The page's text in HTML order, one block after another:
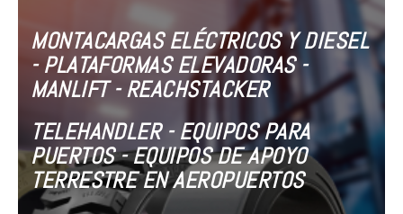
MONTACARGAS ELÉCTRICOS Y DIESEL
- PLATAFORMAS ELEVADORAS -
MANLIFT - REACHSTACKER
TELEHANDLER - EQUIPOS PARA
PUERTOS - EQUIPOS DE APOYO
TERRESTRE EN AEROPUERTOS